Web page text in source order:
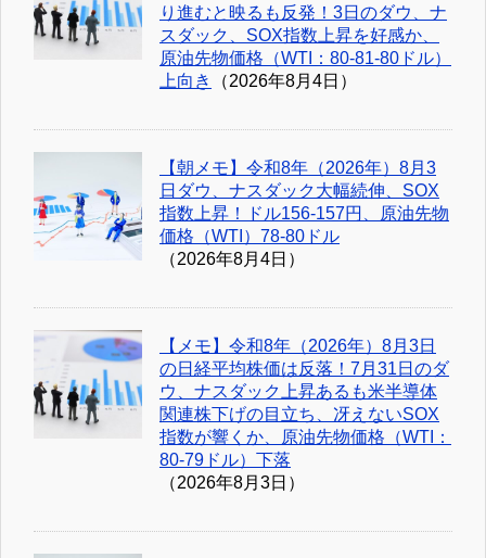
り進むと映るも反発！3日のダウ、ナ
スダック、SOX指数上昇を好感か、
原油先物価格（WTI：80-81-80ドル）
上向き
（2026年8月4日）
【朝メモ】令和8年（2026年）8月3
日ダウ、ナスダック大幅続伸、SOX
指数上昇！ドル156-157円、原油先物
価格（WTI）78-80ドル
（2026年8月4日）
【メモ】令和8年（2026年）8月3日
の日経平均株価は反落！7月31日のダ
ウ、ナスダック上昇あるも米半導体
関連株下げの目立ち、冴えないSOX
指数が響くか、原油先物価格（WTI：
80-79ドル）下落
（2026年8月3日）